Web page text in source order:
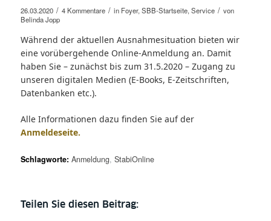
26.03.2020 / 4 Kommentare / in Foyer, SBB-Startseite, Service / von
Belinda Jopp
Während der aktuellen Ausnahmesituation bieten wir
eine vorübergehende Online-Anmeldung an. Damit
haben Sie – zunächst bis zum 31.5.2020 – Zugang zu
unseren digitalen Medien (E-Books, E-Zeitschriften,
Datenbanken etc.).
Alle Informationen dazu finden Sie auf der
Anmeldeseite.
Schlagworte: Anmeldung, StabiOnline